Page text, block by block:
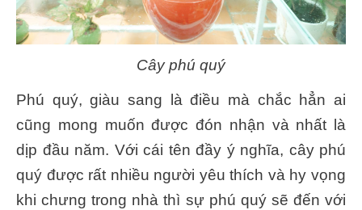
Cây phú quý
Phú quý, giàu sang là điều mà chắc hẳn ai
cũng mong muốn được đón nhận và nhất là
dịp đầu năm. Với cái tên đầy ý nghĩa, cây phú
quý được rất nhiều người yêu thích và hy vọng
khi chưng trong nhà thì sự phú quý sẽ đến với